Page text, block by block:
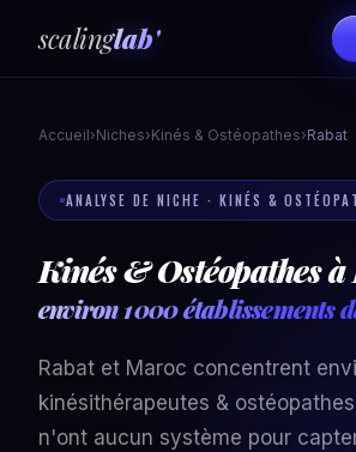
scalinglab'
Accueil›Niches›Kinés & Ostéopathes›Rabat
ANALYSE DE NICHE · KINÉS &
Kinés & Ostéopathes à
environ 1 000 établissements
Rabat et Maroc concentrent
kinésithérapeutes &
n'ont aucun système pour